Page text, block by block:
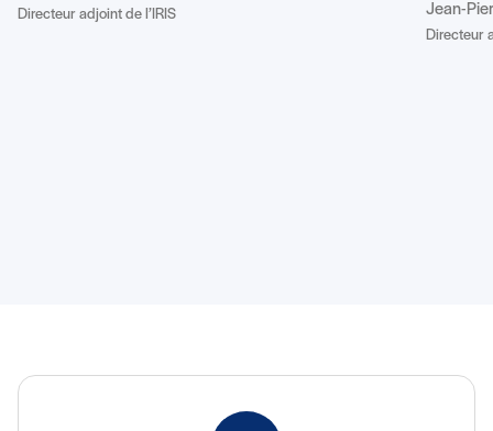
Directeur adjoint de l’IRIS Jean-
Directeur